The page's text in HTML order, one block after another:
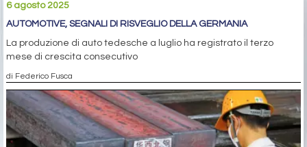
6 agosto 2025
AUTOMOTIVE, SEGNALI DI RISVEGLIO DELLA GERMANIA
La produzione di auto tedesche a luglio ha registrato il terzo
mese di crescita consecutivo
di Federico Fusca